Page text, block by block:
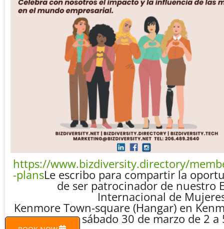
https://www.bizdiversity.directory/
-plansLe escribo para compartir la
de ser patrocinador de nuestro
Internacional de
Kenmore Town-square (Hangar) en
sábado 30 de marzo de 2 a